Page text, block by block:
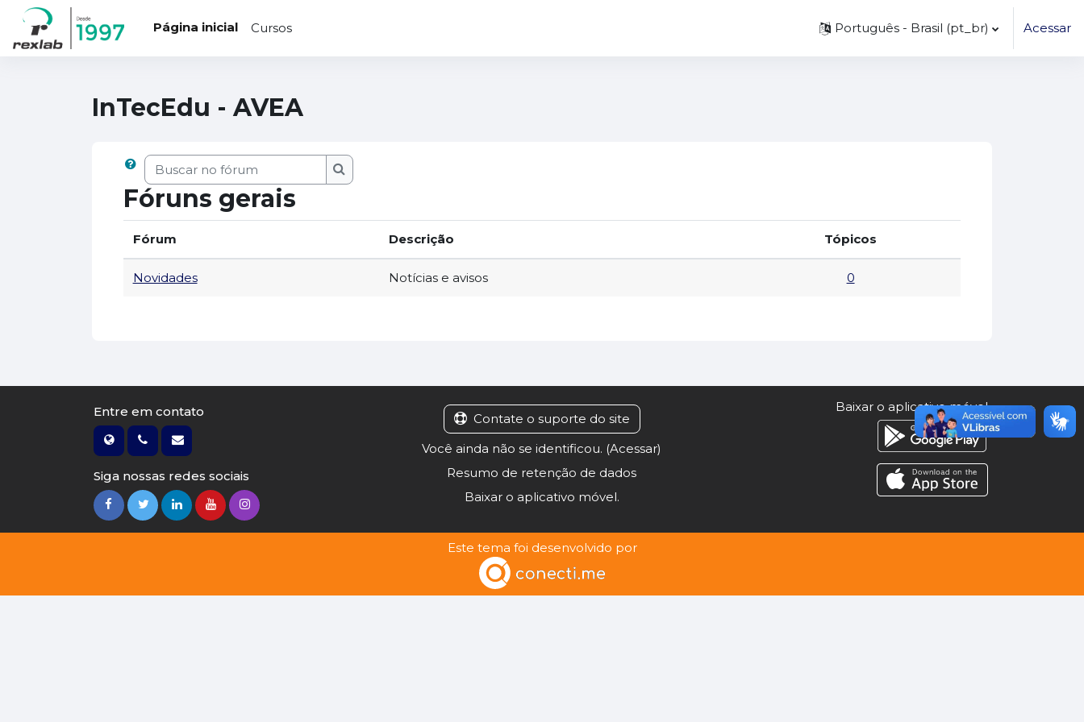
Ir para o conteúdo principalPágina inicial Cursos Português - Brasil ‎(pt_br)‎ Acessar
InTecEdu - AVEA
Buscar no fórum
Buscar no fórum
Fóruns gerais
Fórum Descrição Tópicos
Novidades Notícias e avisos 0
Entre em contato
Siga nossas redes sociais
Contate o suporte do site
Você ainda não se identificou. (Acessar)
Resumo de retenção de dados
Baixar o aplicativo móvel.
Baixar o aplicativo móvel.
Este tema foi desenvolvido por